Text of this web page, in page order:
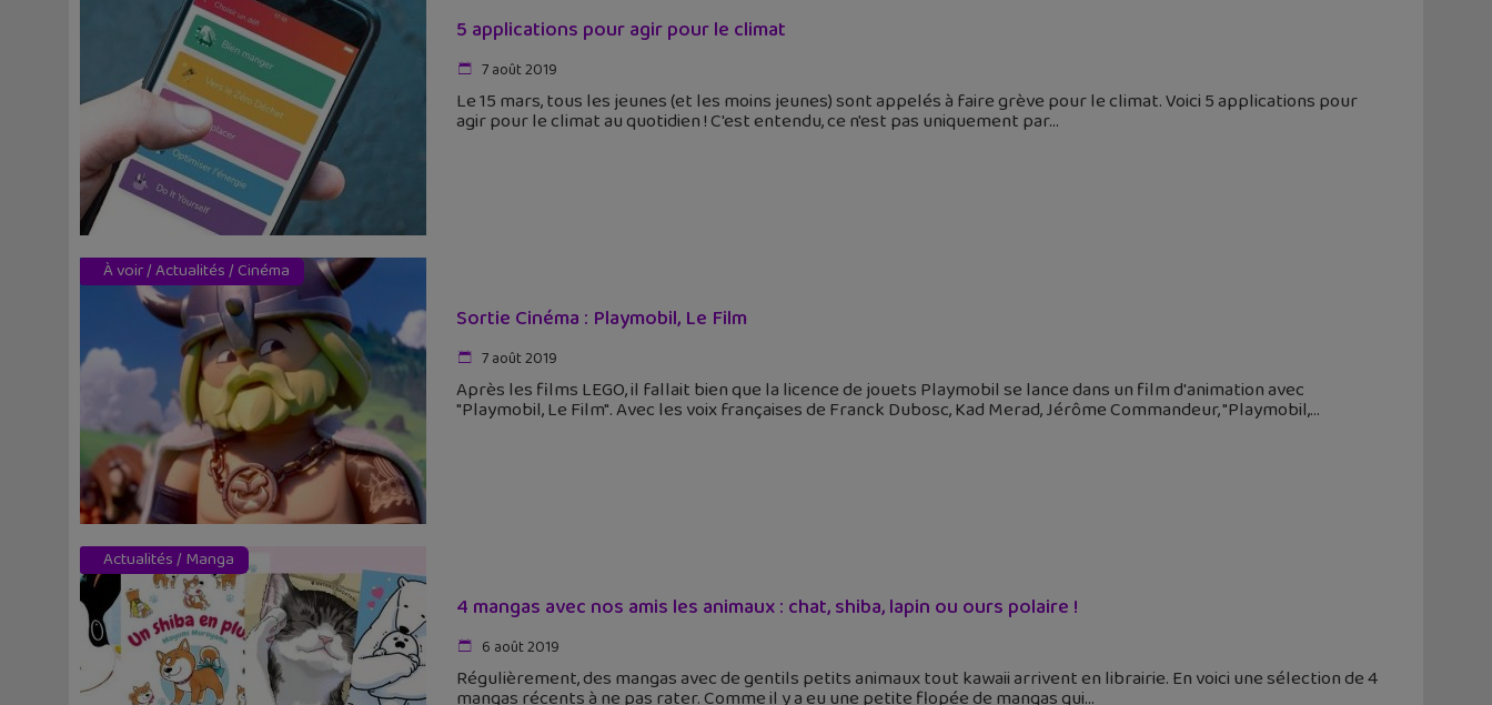
5 applications pour agir pour le climat
7 août 2019
Le 15 mars, tous les jeunes (et les moins jeunes) sont appelés à faire grève pour le climat. Voici 5 applications pour
agir pour le climat au quotidien ! C'est entendu, ce n'est pas uniquement par
À voir/Actualités/ Cinéma
Sortie Cinéma : Playmobil, Le Film
7 août 2019
Après les films LEGO, il fallait bien que la licence de jouets Playmobil se lance dans un film d'animation avec
"Playmobil, Le Film". Avec les voix françaises de Franck Dubosc, Kad Merad, Jérôme Commandeur, "Playmobil,
Actualités/ Manga
4 mangas avec nos amis les animaux : chat, shiba, lapin ou ours polaire !
6 août 2019
Régulièrement, des mangas avec de gentils petits animaux tout kawaii arrivent en librairie. En voici une sélection de 4
mangas récents à ne pas rater. Comme il y a eu une petite flopée de mangas qui